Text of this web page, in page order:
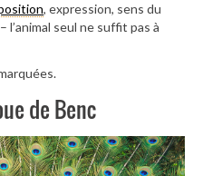
, expression, sens du
l’animal seul ne suffit pas à
de Benc